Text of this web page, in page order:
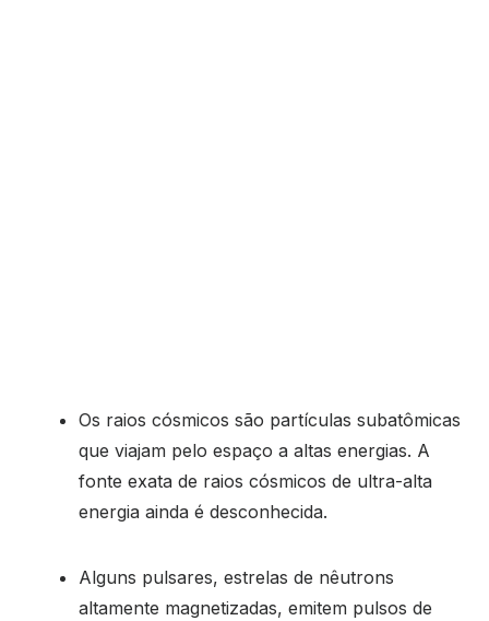
Os raios cósmicos são partículas subatômicas
que viajam pelo espaço a altas energias. A
fonte exata de raios cósmicos de ultra-alta
energia ainda é desconhecida.
Alguns pulsares, estrelas de nêutrons
altamente magnetizadas, emitem pulsos de